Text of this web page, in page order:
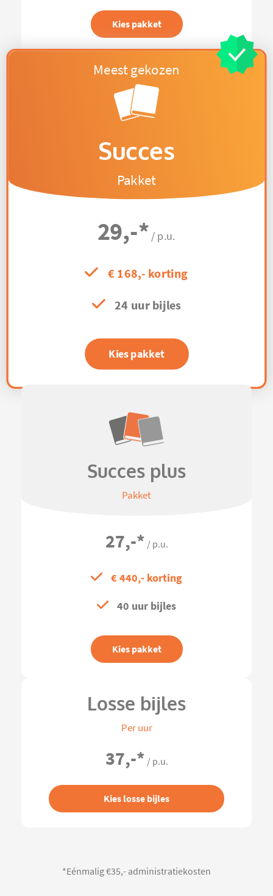
Kies pakket
Succes
Pakket
29,-* / p.u.
€ 168,- korting
24 uur bijles
Kies pakket
Succes plus
Pakket
27,-* / p.u.
€ 440,- korting
40 uur bijles
Kies pakket
Losse bijles
Per uur
37,-* / p.u.
Kies losse bijles
*Eénmalig €35,- administratiekosten